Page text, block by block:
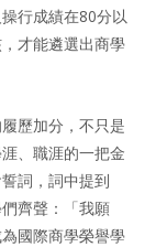
行成績在80分以
才能遴選出商學
歷加分，不只是
、職涯的一把金
詞，詞中提到
齊聲：「我願
國際商學榮譽學